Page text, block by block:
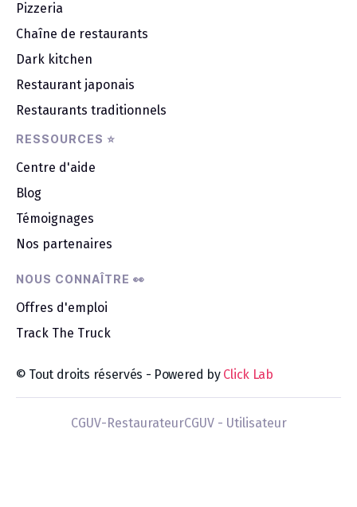
Pizzeria
Chaîne de restaurants
Dark kitchen
Restaurant japonais
Restaurants traditionnels
RESSOURCES ⭐
Centre d'aide
Blog
Témoignages
Nos partenaires
NOUS CONNAÎTRE 👀
Offres d'emploi
Track The Truck
© Tout droits réservés - Powered by Click Lab
CGUV-RestaurateurCGUV - Utilisateur